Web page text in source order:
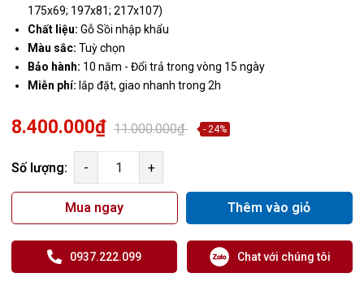
175x69; 197x81; 217x107)
Chất liệu: Gỗ Sồi nhập khẩu
Màu sắc: Tuỳ chọn
Bảo hành: 10 năm - Đổi trả trong vòng 15 ngày
Miễn phí: lắp đặt, giao nhanh trong 2h
8.400.000₫ 11.000.000₫ - 24%
Số lượng: - +
Mua ngay Thêm vào giỏ
0937.222.099 Chat với chúng tôi